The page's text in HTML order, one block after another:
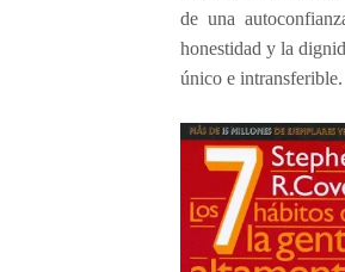
de una
honestidad y la
único e intransferible.